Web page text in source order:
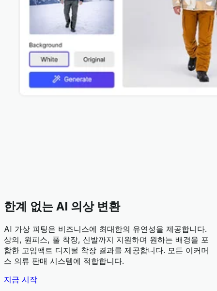
한계 없는 AI 의상 변환
AI 가상 피팅은 비즈니스에 최대한의 유연성을 제공합니다.
상의, 원피스, 풀 착장, 신발까지 지원하며 원하는 배경을 포
함한 고임팩트 디지털 착장 결과를 제공합니다. 모든 이커머
스 의류 판매 시스템에 적합합니다.
지금 시작